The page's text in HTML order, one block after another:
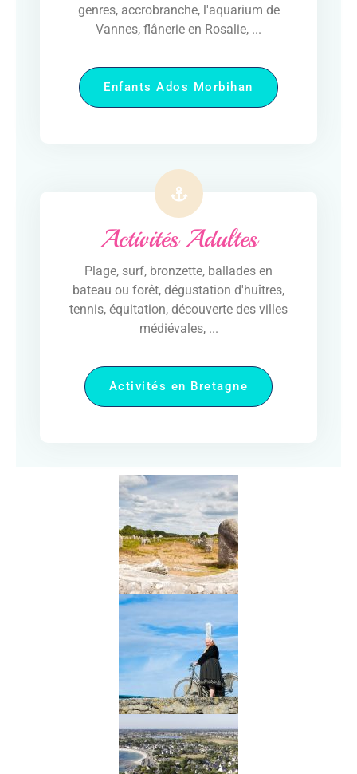
genres, accrobranche, l'aquarium de
Vannes, flânerie en Rosalie, ...
Enfants Ados Morbihan
Activités Adultes
Plage, surf, bronzette, ballades en
bateau ou forêt, dégustation d'huîtres,
tennis, équitation, découverte des villes
médiévales, ...
Activités en Bretagne